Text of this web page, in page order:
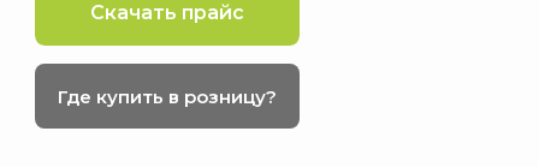
Где купить в розницу?
Скачать прайс